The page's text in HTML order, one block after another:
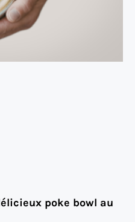
poke bowl au